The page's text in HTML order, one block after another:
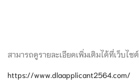
สามารถดูรายละเอียดเพิ่มเติมได้ที่เว็บไซต์
https://www.dlaapplicant2564.com/